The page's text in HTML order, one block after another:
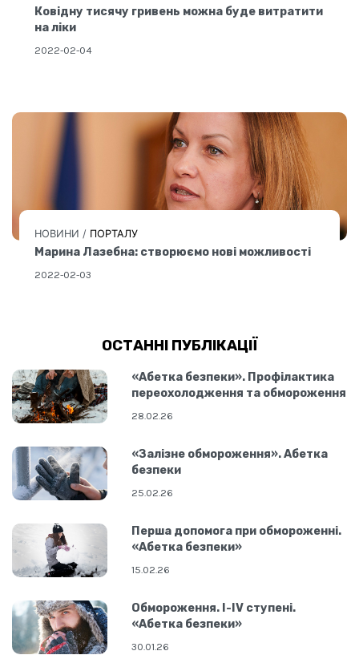
Ковідну тисячу гривень можна буде витратити
на ліки
2022-02-04
НОВИНИ / ПОРТАЛУ
Марина Лазебна: створюємо нові можливості
2022-02-03
ОСТАННІ ПУБЛІКАЦІЇ
«Абетка безпеки». Профілактика
переохолодження та обмороження
28.02.26
«Залізне обмороження». Абетка
безпеки
25.02.26
Перша допомога при обмороженні.
«Абетка безпеки»
15.02.26
Обмороження. I-IV cтупені.
«Абетка безпеки»
30.01.26